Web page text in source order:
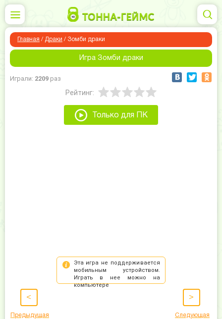
Главная / Драки / Зомби драки
Игра Зомби драки
Играли: 2209 раз
Рейтинг:
Только для ПК
<
Предыдущая
>
Следующая